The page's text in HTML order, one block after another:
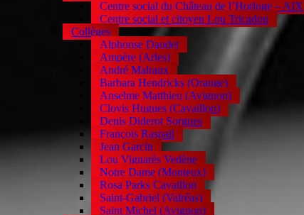
Centre social du Château de l’Horloge – AIX
Centre social et citoyen Lou Tricadou
Collèges
Alphonse Daudet
Ampère (Arles)
André Malraux
Barbara Hendricks (Orange)
Anselme Matthieu (Avignon)
Clovis Hugues (Cavaillon)
Denis Diderot Sorgues
François Raspail
Jean Garcin
Lou Vignarès Vedène
Notre Dame (Monteux)
Rosa Parks Cavaillon
Saint-Gabriel (Valréas)
Saint Michel (Avignon)